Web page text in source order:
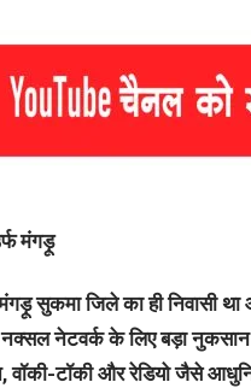
मंगड़ू
सुकमा जिले का ही निवासी
नेटवर्क के लिए बड़ा
वॉकी-टॉकी और रेडियो जैसे